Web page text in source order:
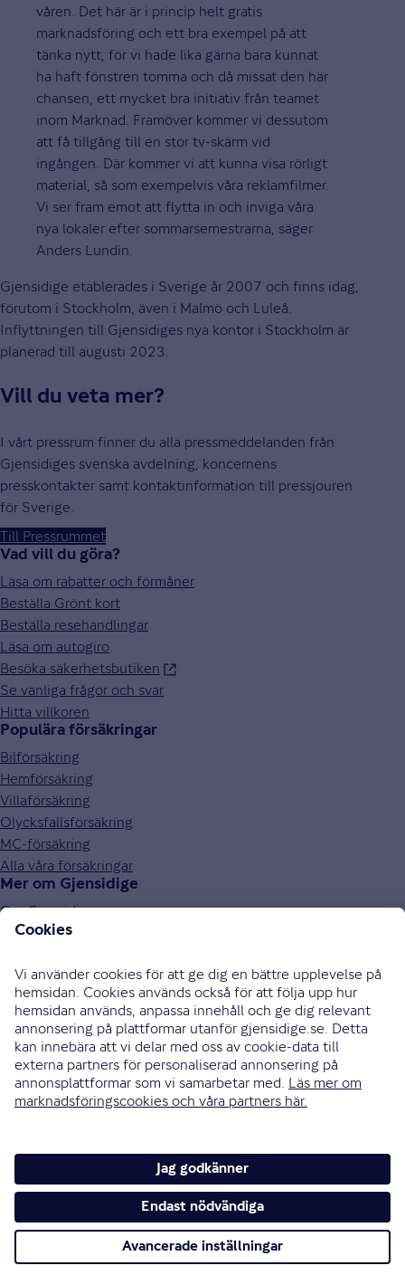
våren. Det här är i princip helt gratis
marknadsföring och ett bra exempel på att
tänka nytt, för vi hade lika gärna bara kunnat
ha haft fönstren tomma och då missat den här
chansen, ett mycket bra initiativ från teamet
inom Marknad. Framöver kommer vi dessutom
att få tillgång till en stor tv-skärm vid
ingången. Där kommer vi att kunna visa rörligt
material, så som exempelvis våra reklamfilmer.
Vi ser fram emot att flytta in och inviga våra
nya lokaler efter sommarsemestrarna, säger
Anders Lundin.
Gjensidige etablerades i Sverige år 2007 och finns idag,
förutom i Stockholm, även i Malmö och Luleå.
Inflyttningen till Gjensidiges nya kontor i Stockholm är
planerad till augusti 2023.
Vill du veta mer?
I vårt pressrum finner du alla pressmeddelanden från
Gjensidiges svenska avdelning, koncernens
presskontakter samt kontaktinformation till pressjouren
för Sverige.
Till Pressrummet
Vad vill du göra?
Läsa om rabatter och förmåner
Beställa Grönt kort
Beställa resehandlingar
Läsa om autogiro
Besöka säkerhetsbutiken
Se vanliga frågor och svar
Hitta villkoren
Populära försäkringar
Bilförsäkring
Hemförsäkring
Villaförsäkring
Olycksfallsförsäkring
MC-försäkring
Alla våra försäkringar
Mer om Gjensidige
Om Gjensidige
Jobba hos oss
Press och media
Investor relations
Samarbetspartners
0771-326 326
Bli uppringd
Skriv till oss
Instagram
Cookies och säkerhet
Hantering av personuppgifter
Tillgänglighetsredogörelse